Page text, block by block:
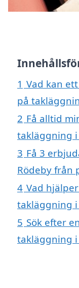
1 Vad kan
på
2 Få alltid
takläggning i
3 Få 3
Rödeby från
4 Vad
takläggning i
5 Sök efter
takläggning